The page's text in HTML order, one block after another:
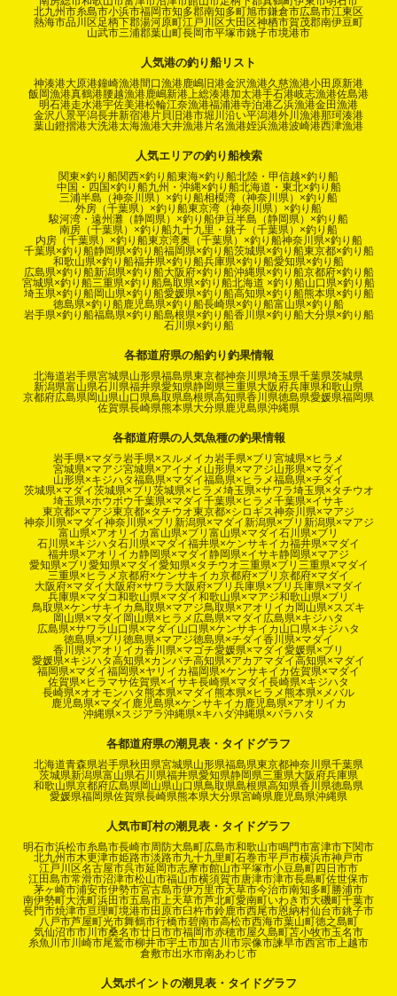
北九州市糸島市小浜市福岡市知多郡南知多町旭市鎌倉市広島市江東区
熱海市品川区足柄下郡湯河原町江戸川区大田区神栖市賀茂郡南伊豆町
山武市三浦郡葉山町長岡市平塚市銚子市境港市
人気港の釣り船リスト
神湊港大原港鐘崎漁港間口漁港鹿嶋旧港金沢漁港久慈漁港小田原新港
飯岡漁港真鶴港腰越漁港鹿嶋新港 上総湊港加太港手石港岐志漁港佐島港
明石港走水港宇佐美港松輪江奈漁港福浦港寺泊港乙浜漁港金田漁港
金沢八景平潟長井新宿港片貝旧港市堀川沿い平潟港外川漁港那珂湊港
葉山鐙摺港大洗港太海漁港大井漁港片名漁港姪浜漁港波崎港西津漁港
人気エリアの釣り船検索
関東×釣り船関西×釣り船東海×釣り船北陸・甲信越×釣り船
中国・四国×釣り船九州・沖縄×釣り船北海道・東北×釣り船
三浦半島（神奈川県）×釣り船相模湾（神奈川県）×釣り船
外房（千葉県）×釣り船東京湾（神奈川県）×釣り船
駿河湾・遠州灘（静岡県）×釣り船伊豆半島（静岡県）×釣り船
南房（千葉県）×釣り船九十九里・銚子（千葉県）×釣り船
内房（千葉県）×釣り船東京湾奥（千葉県）×釣り船神奈川県×釣り船
千葉県×釣り船静岡県×釣り船福岡県×釣り船茨城県×釣り船東京都×釣り船
和歌山県×釣り船福井県×釣り船兵庫県×釣り船愛知県×釣り船
広島県×釣り船新潟県×釣り船大阪府×釣り船沖縄県×釣り船京都府×釣り船
宮城県×釣り船三重県×釣り船鳥取県×釣り船北海道 ×釣り船山口県×釣り船
埼玉県×釣り船岡山県×釣り船愛媛県×釣り船高知県×釣り船熊本県×釣り船
徳島県×釣り船鹿児島県×釣り船長崎県×釣り船富山県×釣り船
岩手県×釣り船福島県×釣り船島根県×釣り船香川県×釣り船大分県×釣り船
石川県×釣り船
各都道府県の船釣り釣果情報
北海道岩手県宮城県山形県福島県東京都神奈川県埼玉県千葉県茨城県
新潟県富山県石川県福井県愛知県静岡県三重県大阪府兵庫県和歌山県
京都府広島県岡山県山口県鳥取県島根県高知県香川県徳島県愛媛県福岡県
佐賀県長崎県熊本県大分県 鹿児島県沖縄県
各都道府県の人気魚種の釣果情報
岩手県×マダラ岩手県×スルメイカ岩手県×ブリ 宮城県×ヒラメ
宮城県×マアジ宮城県×アイナメ 山形県×マアジ山形県×マダイ
山形県×キジハタ福島県×マダイ福島県×ヒラメ福島県×チダイ
茨城県×マダイ茨城県×ブリ 茨城県×ヒラメ埼玉県×サワラ埼玉県×タチウオ
埼玉県×ホウボウ千葉県×マダイ千葉県×ヒラメ千葉県×イサキ
東京都×マアジ東京都×タチウオ東京都×シロギス神奈川県×マアジ
神奈川県×マダイ神奈川県×ブリ 新潟県×マダイ 新潟県×ブリ 新潟県×マアジ
富山県×アオリイカ富山県×ブリ 富山県×マダイ石川県×ブリ
石川県×キジハタ石川県×マダイ福井県×ケンサキイカ福井県×マダイ
福井県×アオリイカ静岡県×マダイ静岡県×イサキ静岡県×マアジ
愛知県×ブリ 愛知県×マダイ愛知県×タチウオ三重県×ブリ 三重県×マダイ
三重県×ヒラメ京都府×ケンサキイカ京都府×ブリ 京都府×マダイ
大阪府×マダイ 大阪府×サワラ 大阪府×ブリ 兵庫県×ブリ 兵庫県×マダイ
兵庫県×マダコ和歌山県×マダイ和歌山県×マアジ和歌山県×ブリ
鳥取県×ケンサキイカ 鳥取県×マアジ鳥取県×アオリイカ 岡山県×スズキ
岡山県×マダイ 岡山県×ヒラメ 広島県×マダイ 広島県×キジハタ
広島県×サワラ 山口県×マダイ 山口県×ケンサキイカ 山口県×キジハタ
徳島県×ブリ 徳島県×マアジ徳島県×チダイ香川県×マダイ
香川県×アオリイカ香川県×マゴチ愛媛県×マダイ愛媛県×ブリ
愛媛県×キジハタ高知県×カンパチ高知県×アカアマダイ高知県×マダイ
福岡県×マダイ福岡県×ヤリイカ福岡県×ケンサキイカ佐賀県×マダイ
佐賀県×ヒラマサ佐賀県×イサキ長崎県×マダイ長崎県×キジハタ
長崎県×オオモンハタ熊本県×マダイ熊本県×ヒラメ熊本県×メバル
鹿児島県×マダイ 鹿児島県×ケンサキイカ 鹿児島県×アオリイカ
沖縄県×スジアラ沖縄県×キハダ沖縄県×バラハタ
各都道府県の潮見表・タイドグラフ
北海道青森県岩手県秋田県宮城県山形県福島県東京都神奈川県千葉県
茨城県新潟県富山県石川県福井県愛知県静岡県三重県大阪府兵庫県
和歌山県京都府広島県岡山県山口県鳥取県島根県高知県香川県徳島県
愛媛県福岡県佐賀県長崎県熊本県大分県宮崎県 鹿児島県沖縄県
人気市町村の潮見表・タイドグラフ
明石市浜松市糸島市長崎市周防大島町広島市和歌山市鳴門市富津市下関市
北九州市木更津市姫路市淡路市九十九里町石巻市平戸市横浜市神戸市
江戸川区名古屋市呉市延岡市志摩市館山市平塚市小豆島町四日市市
江田島市常滑市沼津市松山市福山市横須賀市唐津市津市長島町佐世保市
茅ヶ崎市浦安市伊勢市宮古島市伊万里市天草市今治市南知多町勝浦市
南伊勢町大洗町浜田市五島市 上天草市芦北町愛南町いわき市大磯町千葉市
長門市焼津市亘理町境港市田原市臼杵市鈴鹿市西尾市恩納村仙台市銚子市
八戸市芦屋町光市舞鶴市行橋市碧南市高松市西海市葉山町徳之島町
気仙沼市市川市桑名市廿日市市福岡市赤穂市屋久島町苫小牧市玉名市
糸魚川市川崎市尾鷲市柳井市宇土市加古川市宗像市諫早市西宮市 上越市
倉敷市出水市南あわじ市
人気ポイントの潮見表・タイドグラフ